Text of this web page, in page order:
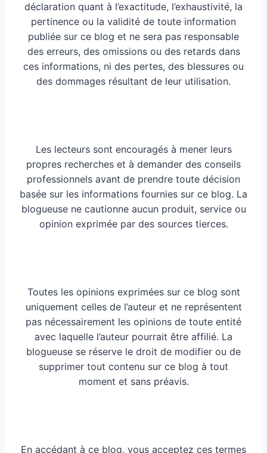
déclaration quant à l’exactitude, l’exhaustivité, la
pertinence ou la validité de toute information
publiée sur ce blog et ne sera pas responsable
des erreurs, des omissions ou des retards dans
ces informations, ni des pertes, des blessures ou
des dommages résultant de leur utilisation.
Les lecteurs sont encouragés à mener leurs
propres recherches et à demander des conseils
professionnels avant de prendre toute décision
basée sur les informations fournies sur ce blog. La
blogueuse ne cautionne aucun produit, service ou
opinion exprimée par des sources tierces.
Toutes les opinions exprimées sur ce blog sont
uniquement celles de l’auteur et ne représentent
pas nécessairement les opinions de toute entité
avec laquelle l’auteur pourrait être affilié. La
blogueuse se réserve le droit de modifier ou de
supprimer tout contenu sur ce blog à tout
moment et sans préavis.
En accédant à ce blog, vous acceptez ces termes